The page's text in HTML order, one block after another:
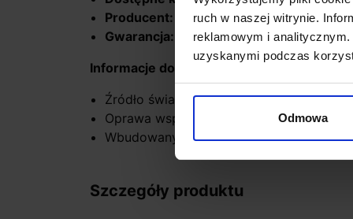
ruch w naszej witrynie.
reklamowym i
uzyskanymi podczas
Odmowa
Producent: Zamel CET
Gwarancja: 2 lata
Informacje dodatkowe:
Źródło światła w komplecie
Oprawa współpracuje z ogniwami
Wbudowany układ stabilizujący prąd
Szczegóły produktu